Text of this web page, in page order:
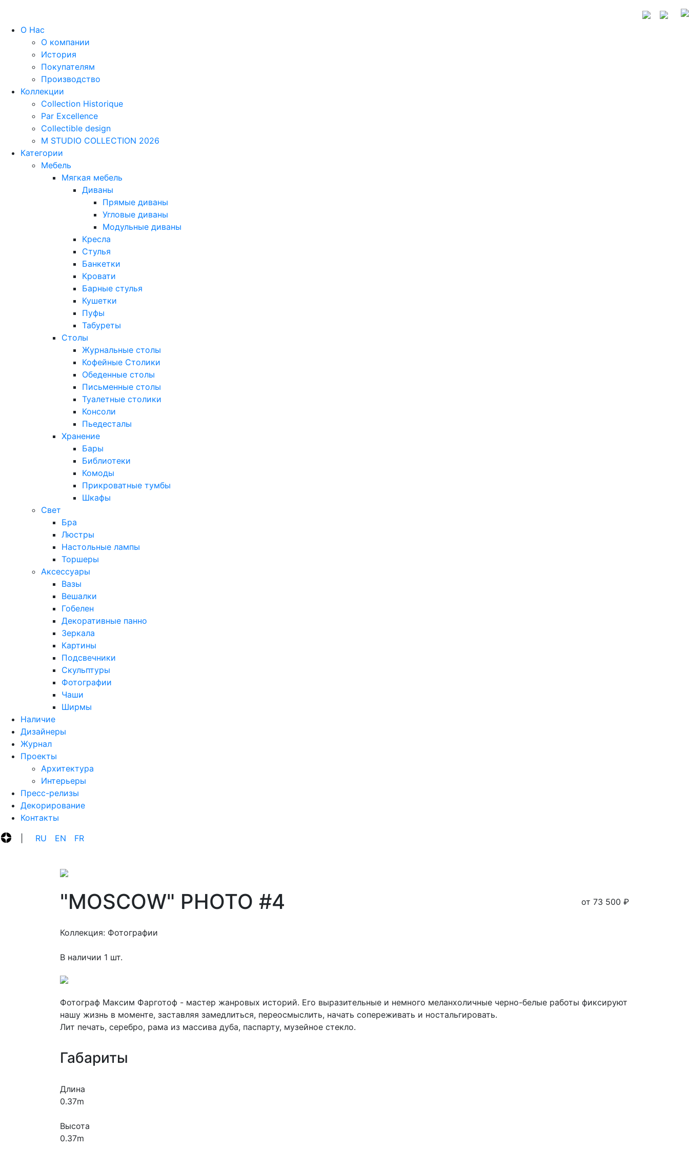
О Нас
О компании
История
Покупателям
Производство
Коллекции
Collection Historique
Par Excellence
Collectible design
M STUDIO COLLECTION 2026
Категории
Мебель
Мягкая мебель
Диваны
Прямые диваны
Угловые диваны
Модульные диваны
Кресла
Стулья
Банкетки
Кровати
Барные стулья
Кушетки
Пуфы
Табуреты
Столы
Журнальные столы
Кофейные Столики
Обеденные столы
Письменные столы
Туалетные столики
Консоли
Пьедесталы
Хранение
Бары
Библиотеки
Комоды
Прикроватные тумбы
Шкафы
Свет
Бра
Люстры
Настольные лампы
Торшеры
Аксессуары
Вазы
Вешалки
Гобелен
Декоративные панно
Зеркала
Картины
Подсвечники
Скульптуры
Фотографии
Чаши
Ширмы
Наличие
Дизайнеры
Журнал
Проекты
Архитектура
Интерьеры
Пресс-релизы
Декорирование
Контакты
R‍U E‍N F‍R
"MOSCOW" PHOTO #4 от 73 500 ₽
Коллекция: Фотографии
В наличии 1 шт.
Фотограф Максим Фарготоф - мастер жанровых историй. Его выразительные и немного меланхоличные черно-белые работы фиксируют
нашу жизнь в моменте, заставляя замедлиться, переосмыслить, начать сопереживать и ностальгировать.
Лит печать, серебро, рама из массива дуба, паспарту, музейное стекло.
Габариты
Длина
0.37m
Высота
0.37m